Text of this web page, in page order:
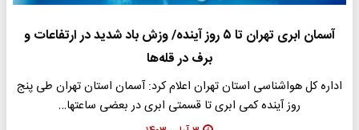
آسمان ابری تهران تا ۵ روز آینده/ وزش باد شدید در ارتفاعات و
برف در قله‌ها
​اداره کل هواشناسی استان تهران اعلام کرد: آسمان استان تهران طی پنج
روز آینده کمی ابری تا قسمتی ابری در بعضی ساعتها…